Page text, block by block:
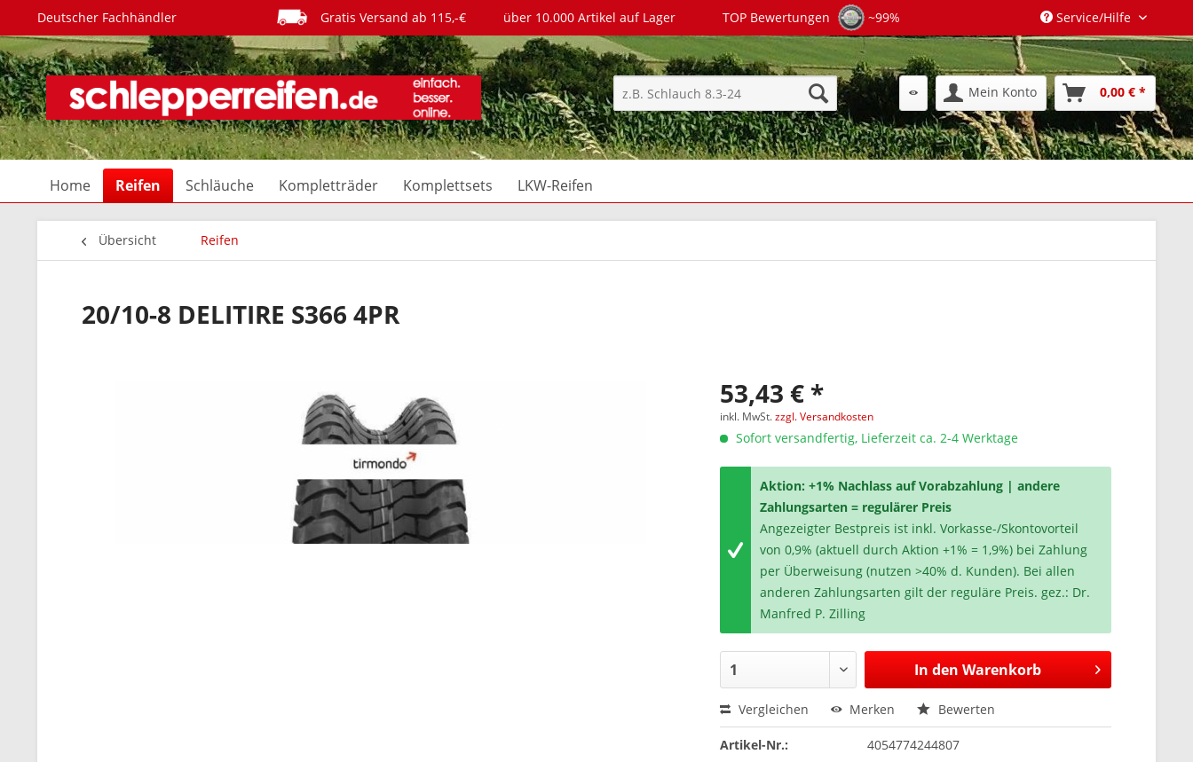
Deutscher Fachhändler Gratis Versand ab 115,-€ über 10.000 Artikel auf Lager TOP Bewertungen ~99% Service/Hilfe
Mein Konto 0,00 € *
Home Reifen Schläuche Kompletträder Komplettsets LKW-Reifen
Übersicht Reifen
20/10-8 DELITIRE S366 4PR
53,43 € *
inkl. MwSt.zzgl. Versandkosten
Sofort versandfertig, Lieferzeit ca. 2-4 Werktage
Aktion: +1% Nachlass auf Vorabzahlung | andere
Zahlungsarten = regulärer Preis
Angezeigter Bestpreis ist inkl. Vorkasse-/Skontovorteil
von 0,9% (aktuell durch Aktion +1% = 1,9%) bei Zahlung
per Überweisung (nutzen >40% d. Kunden). Bei allen
anderen Zahlungsarten gilt der reguläre Preis. gez.: Dr.
Manfred P. Zilling
In den Warenkorb
Vergleichen Merken Bewerten
Artikel-Nr.: 4054774244807